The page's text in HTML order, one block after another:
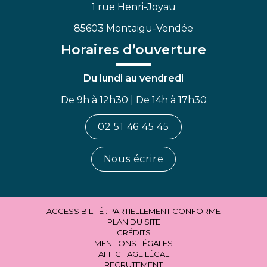
1 rue Henri-Joyau
85603 Montaigu-Vendée
Horaires d’ouverture
Du lundi au vendredi
De 9h à 12h30 | De 14h à 17h30
02 51 46 45 45
Nous écrire
ACCESSIBILITÉ : PARTIELLEMENT CONFORME
PLAN DU SITE
CRÉDITS
MENTIONS LÉGALES
AFFICHAGE LÉGAL
RECRUTEMENT